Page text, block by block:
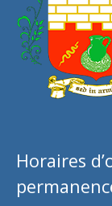
Horaires